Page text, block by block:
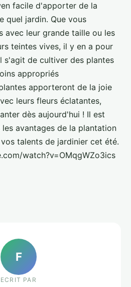
facile d'apporter de la
quel jardin. Que vous
avec leur grande taille ou les
teintes vives, il y en a pour
s'agit de cultiver des plantes
appropriés
apporteront de la joie
leurs fleurs éclatantes,
dès aujourd'hui ! Il est
avantages de la plantation
talents de jardinier cet été.
watch?v=OMqgWZo3ics
F
ECRIT PAR